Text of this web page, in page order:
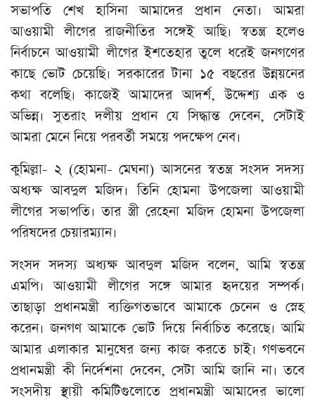
সভাপতি শেখ হাসিনা আমাদের প্রধান নেতা। আমরা
আওয়ামী লীগের রাজনীতির সঙ্গেই আছি। স্বতন্ত্র হলেও
নির্বাচনে আওয়ামী লীগের ইশতেহার তুলে ধরেই জনগণের
কাছে ভোট চেয়েছি। সরকারের টানা ১৫ বছরের উন্নয়নের
কথা বলেছি। কাজেই আমাদের আদর্শ, উদ্দেশ্য এক ও
অভিন্ন। সুতরাং দলীয় প্রধান যে সিদ্ধান্ত দেবেন, সেটাই
আমরা মেনে নিয়ে পরবর্তী সময়ে পদক্ষেপ নেব।
কুমিল্লা- ২ (হোমনা- মেঘনা) আসনের স্বতন্ত্র সংসদ সদস্য
অধ্যক্ষ আবদুল মজিদ। তিনি হোমনা উপজেলা আওয়ামী
লীগের সভাপতি। তার স্ত্রী রেহেনা মজিদ হোমনা উপজেলা
পরিষদের চেয়ারম্যান।
সংসদ সদস্য অধ্যক্ষ আবদুল মজিদ বলেন, আমি স্বতন্ত্র
এমপি। আওয়ামী লীগের সঙ্গে আমার হৃদয়ের সম্পর্ক।
তাছাড়া প্রধানমন্ত্রী ব্যক্তিগতভাবে আমাকে চেনেন ও স্নেহ
করেন। জনগণ আমাকে ভোট দিয়ে নির্বাচিত করেছে। আমি
আমার এলাকার মানুষের জন্য কাজ করতে চাই। গণভবনে
প্রধানমন্ত্রী কী নির্দেশনা দেবেন, সেটা আমি জানি না। তবে
সংসদীয় স্থায়ী কমিটিগুলোতে প্রধানমন্ত্রী আমাদের ভালো